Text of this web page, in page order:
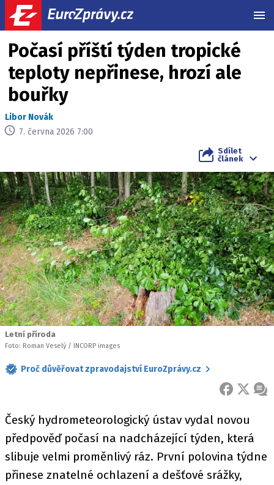
Počasí příští týden tropické
teploty nepřinese, hrozí ale
bouřky
Libor Novák
7. června 2026 7:00
Sdílet
článek
Letní příroda
Foto: Roman Veselý / INCORP images
Proč důvěřovat zpravodajství EuroZprávy.cz
FACEBOOK
X
Český hydrometeorologický ústav vydal novou
předpověď počasí na nadcházející týden, která
slibuje velmi proměnlivý ráz. První polovina týdne
přinese znatelné ochlazení a dešťové srážky,